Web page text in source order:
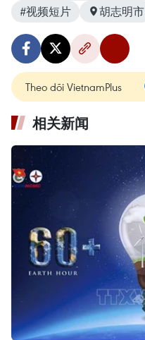
#视频短片
胡志明市
Theo dõi VietnamPlus
相关新闻